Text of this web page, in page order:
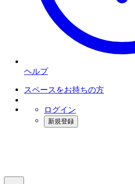
ヘルプ
スペースをお持ちの方
ログイン
新規登録